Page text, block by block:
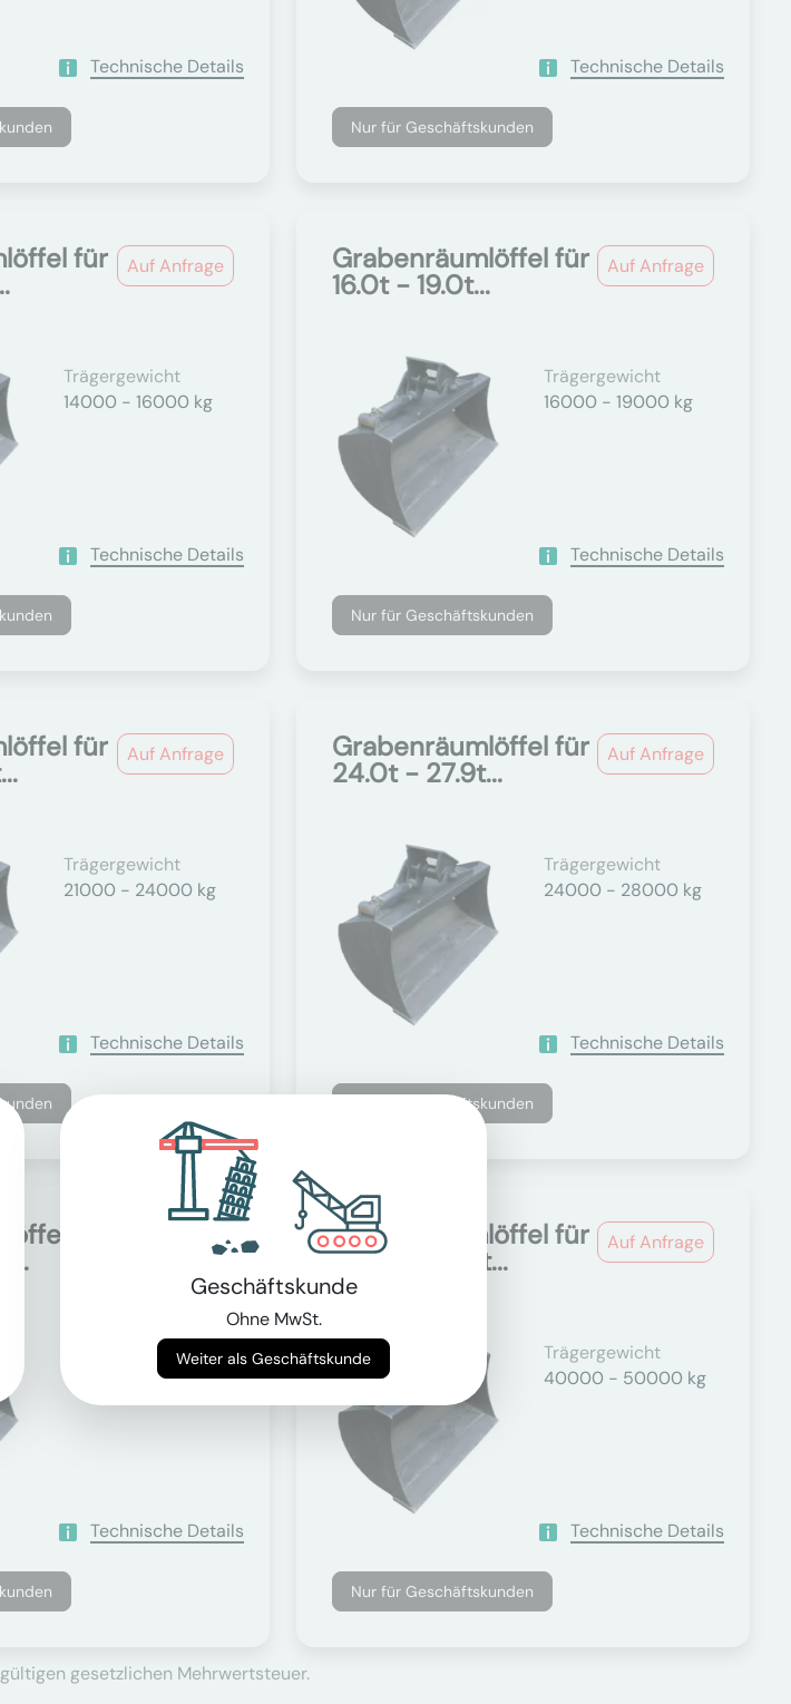
Technische Details Technische Details
Nur für Geschäftskunden
Auf Anfrage
für
Trägergewicht
14000 - 16000 kg
Technische Details
Auf Anfrage
Grabenräumlöffel für
16.0t - 19.0t...
Trägergewicht
16000 - 19000 kg
Technische Details
Nur für Geschäftskunden
Auf Anfrage
für
Trägergewicht
21000 - 24000 kg
Technische Details
Auf Anfrage
Grabenräumlöffel für
24.0t - 27.9t...
Trägergewicht
24000 - 28000 kg
Technische Details
Nur für Geschäftskunden
Auf Anfrage
für
Trägergewicht
34000 - 40000 kg
Technische Details
Auf Anfrage
Grabenräumlöffel für
40.0t - 49.9t...
Trägergewicht
40000 - 50000 kg
Technische Details
Nur für Geschäftskunden
gesetzlichen Mehrwertsteuer.
Geschäftskunde
Ohne MwSt.
Weiter als Geschäftskunde